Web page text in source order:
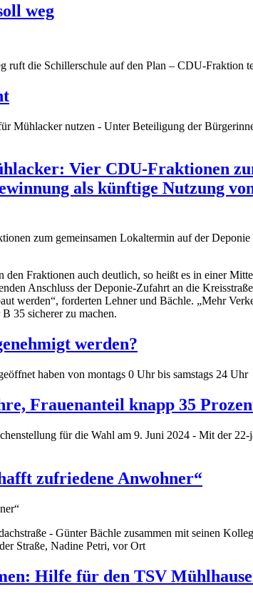
weg
ruft die Schillerschule auf den Plan – CDU-Fraktion
Mühlacker nutzen - Unter Beteiligung der
Vier CDU-Fraktionen
als künftige Nutzung
Fraktionen auch deutlich, so heißt es in einer
Anschluss der Deponie-Zufahrt an die
werden“, forderten Lehner und Bächle. „Mehr
35 sicherer zu machen.
werden?
haben von montags 0 Uhr bis samstags 24 Uhr
Frauenanteil knapp 35
für die Wahl am 9. Juni 2024 - Mit der
zufriedene Anwohner“
- Günter Bächle zusammen mit seinen
Straße, Nadine Petri, vor Ort
Hilfe für den TSV